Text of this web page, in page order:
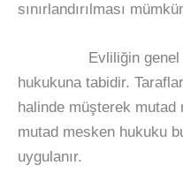
sınırlandırılması
Evliliğin genel
hukukuna tabidir.
halinde müşterek
mutad mesken hukuku
uygulanır.